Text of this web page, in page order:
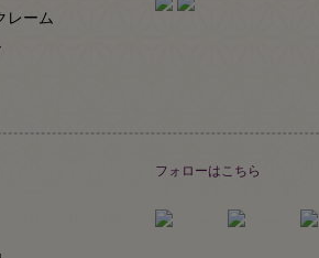
レーム
フォローはこちら